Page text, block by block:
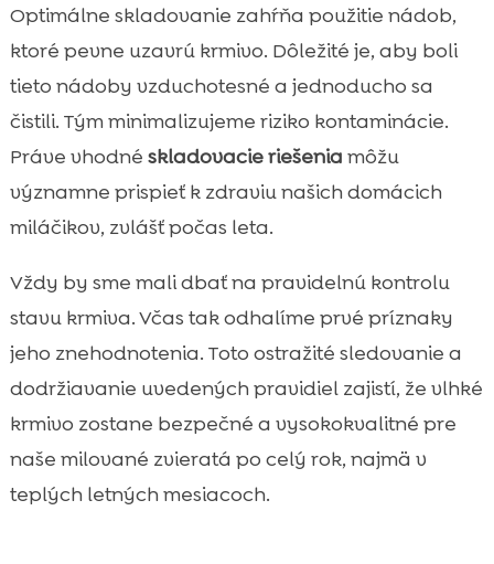
Optimálne skladovanie zahŕňa použitie nádob,
ktoré pevne uzavrú krmivo. Dôležité je, aby boli
tieto nádoby vzduchotesné a jednoducho sa
čistili. Tým minimalizujeme riziko kontaminácie.
Práve vhodné skladovacie riešenia môžu
významne prispieť k zdraviu našich domácich
miláčikov, zvlášť počas leta.
Vždy by sme mali dbať na pravidelnú kontrolu
stavu krmiva. Včas tak odhalíme prvé príznaky
jeho znehodnotenia. Toto ostražité sledovanie a
dodržiavanie uvedených pravidiel zajistí, že vlhké
krmivo zostane bezpečné a vysokokvalitné pre
naše milované zvieratá po celý rok, najmä v
teplých letných mesiacoch.